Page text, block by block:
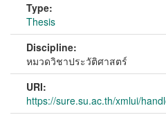
Type:
Thesis
Discipline:
หมวดวิชาประวัติศาสตร์
URI:
https://sure.su.ac.th/xmlui/